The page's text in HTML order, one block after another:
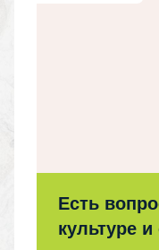
Есть
культуре и